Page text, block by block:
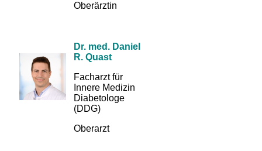
Oberärztin
Dr. med. Daniel
R. Quast
Facharzt für
Innere Medizin
Diabetologe
(DDG)
Oberarzt